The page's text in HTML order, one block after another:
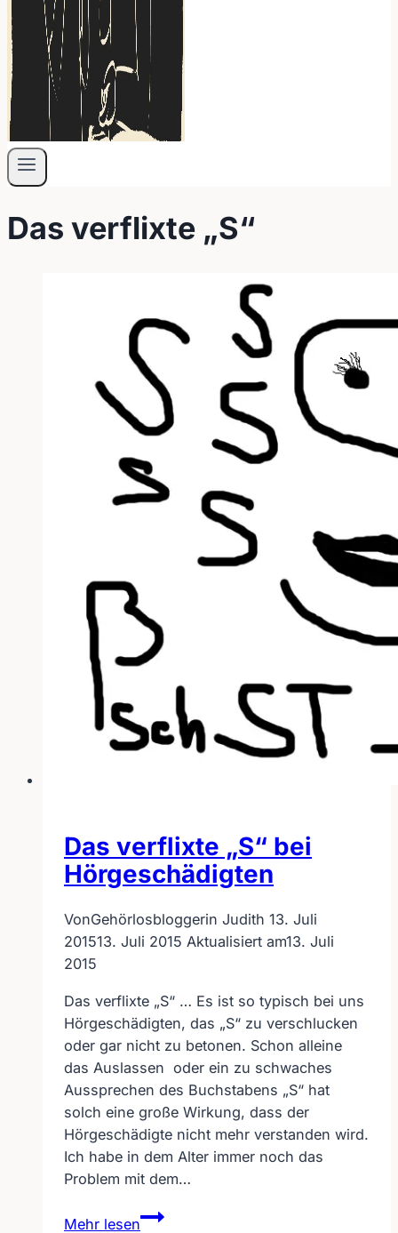
Das verflixte „S“
Das verflixte „S“ bei
Hörgeschädigten
VonGehörlosbloggerin Judith 13. Juli
201513. Juli 2015 Aktualisiert am13. Juli
2015
Das verflixte „S“ … Es ist so typisch bei uns
Hörgeschädigten, das „S“ zu verschlucken
oder gar nicht zu betonen. Schon alleine
das Auslassen oder ein zu schwaches
Aussprechen des Buchstabens „S“ hat
solch eine große Wirkung, dass der
Hörgeschädigte nicht mehr verstanden wird.
Ich habe in dem Alter immer noch das
Problem mit dem…
Mehr lesen
Das